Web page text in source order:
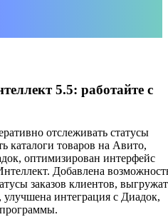
5.5: работайте с
отслеживать статусы
каталоги товаров на Авито,
оптимизирован интерфейс
Добавлена
заказов клиентов,
улучшена интеграция с Диадок,